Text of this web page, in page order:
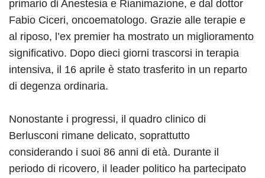
primario di Anestesia e Rianimazione, e dal dottor
Fabio Ciceri, oncoematologo. Grazie alle terapie e
al riposo, l’ex premier ha mostrato un miglioramento
significativo. Dopo dieci giorni trascorsi in terapia
intensiva, il 16 aprile è stato trasferito in un reparto
di degenza ordinaria.
Nonostante i progressi, il quadro clinico di
Berlusconi rimane delicato, soprattutto
considerando i suoi 86 anni di età. Durante il
periodo di ricovero, il leader politico ha partecipato